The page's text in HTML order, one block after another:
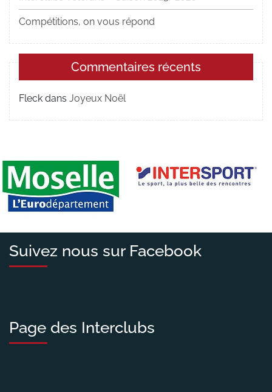
Compétitions, on vous répond
Commentaires récents
Fleck dans Joyeux Noël
Suivez nous sur Facebook
Page des Interclubs